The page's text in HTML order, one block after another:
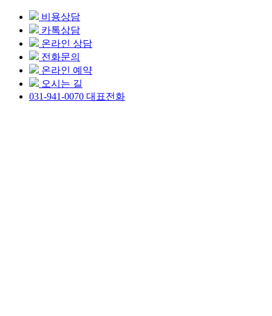
비용상담
카톡상담
온라인 상담
전화문의
온라인 예약
오시는 길
031-941-0070 대표전화